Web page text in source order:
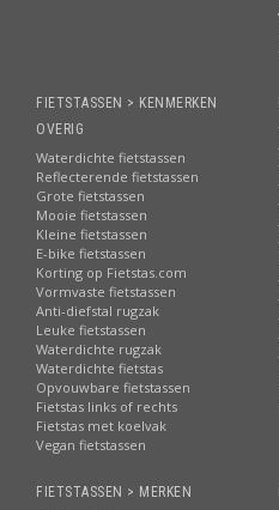
FIETSTASSEN > KENMERKEN
OVERIG
Waterdichte fietstassen
Reflecterende fietstassen
Grote fietstassen
Mooie fietstassen
Kleine fietstassen
E-bike fietstassen
Korting op Fietstas.com
Vormvaste fietstassen
Anti-diefstal rugzak
Leuke fietstassen
Waterdichte rugzak
Waterdichte fietstas
Opvouwbare fietstassen
Fietstas links of rechts
Fietstas met koelvak
Vegan fietstassen
FIETSTASSEN > MERKEN